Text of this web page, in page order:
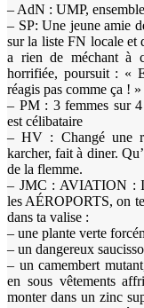
– AdN : UMP,
– SP: Une jeune amie
sur la liste FN locale et
a rien de méchant à
horrifiée, poursuit : «
réagis pas comme ça ! »
– PM : 3 femmes sur
est célibataire
– HV : Changé une
karcher, fait à diner.
de la flemme.
– JMC : AVIATION : Il
les AÉROPORTS, on
dans ta valise :
– une plante verte
– un dangereux
– un camembert
en sous vêtements
monter dans un zinc